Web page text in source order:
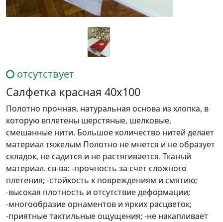
отсутствует
Салфетка красная 40х100
Полотно прочная, натуральная основа из хлопка, в
которую вплетены шерстяные, шелковые,
смешанные нити. Большое количество нитей делает
материал тяжелым Полотно не мнется и не образует
складок, не садится и не растягивается. Тканый
материал. св-ва: -прочность за счет сложного
плетения; -стойкость к повреждениям и смятию;
-высокая плотность и отсутствие деформации;
-многообразие орнаментов и ярких расцветок;
-приятные тактильные ощущения; -не накапливает